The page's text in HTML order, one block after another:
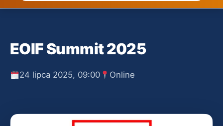
EOIF Summit 2025
24 lipca 2025, 09:00 Online